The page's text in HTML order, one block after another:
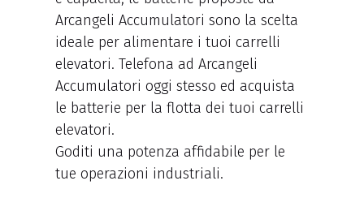
Arcangeli Accumulatori sono la scelta
ideale per alimentare i tuoi carrelli
elevatori. Telefona ad Arcangeli
Accumulatori oggi stesso ed acquista
le batterie per la flotta dei tuoi carrelli
elevatori.
Goditi una potenza affidabile per le
tue operazioni industriali.